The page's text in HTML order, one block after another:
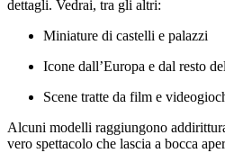
dettagli. Vedrai, tra gli altri:
Miniature di castelli e palazzi
Icone dall’Europa e dal resto
Scene tratte da film e
Alcuni modelli raggiungono
vero spettacolo che lascia a bocca